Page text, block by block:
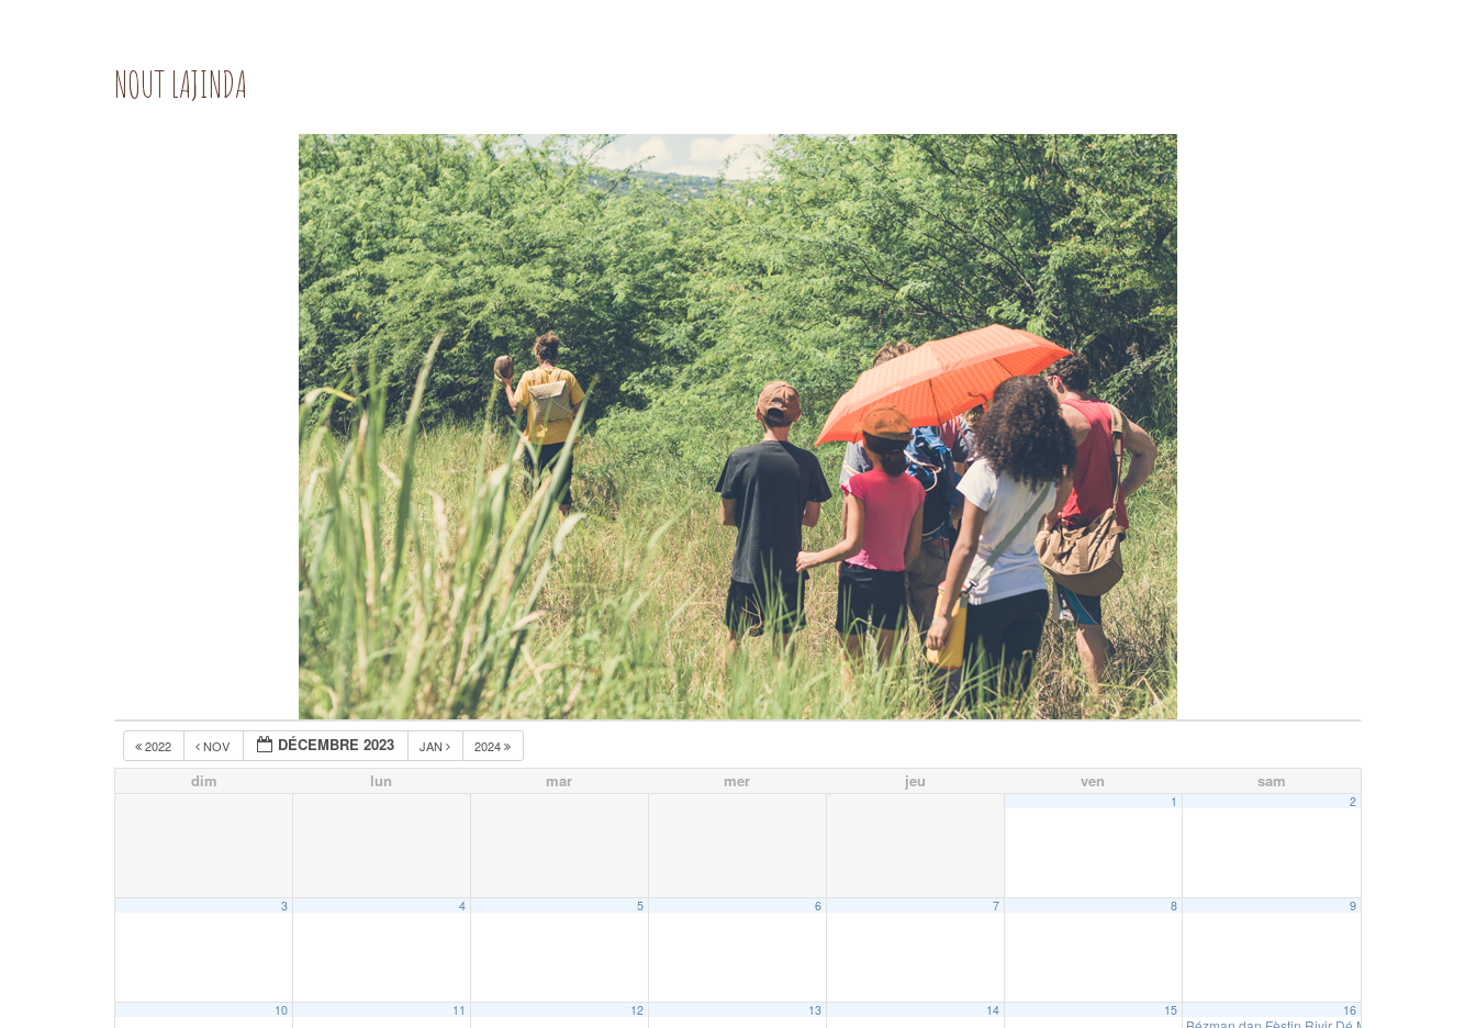
NOUT LAJINDA
2022 NOV DÉCEMBRE 2023 JAN 2024
dim lun mar mer jeu ven sam
1 2
3 4 5 6 7 8 9
10 11 12 13 14 15 16